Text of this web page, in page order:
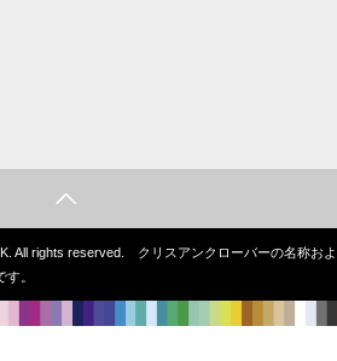
All rights reserved. クリスアンクローバーの名称およ
。